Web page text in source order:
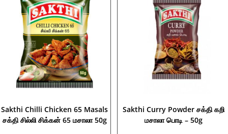
Sakthi Chilli Chicken 65 Masals
சக்தி சில்லி சிக்கன் 65 மசாலா 50g
Sakthi Curry Powder சக்தி கறி
மசாலா பொடி – 50g